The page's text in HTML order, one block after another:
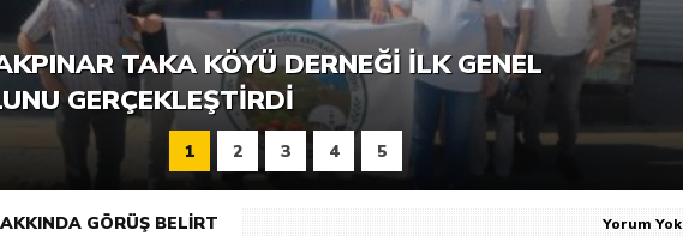
TEKKEKÖY DERNEĞI PIKNIK ŞÖLENI YOĞUN
GERÇEKLEŞTI
TAKA KÖYÜ DERNEĞI İLK GENEL
GERÇEKLEŞTIRDI
1 2 3 4 5
GÖRÜŞ BELİRT Yorum Yok